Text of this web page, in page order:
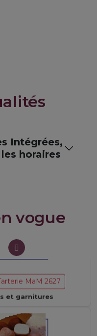
Intégrées,
horaires
vogue
et garnitures